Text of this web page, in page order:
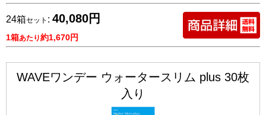
24箱セット : 40,080円
1箱あたり約1,670円
WAVEワンデー ウォータースリム plus 30枚
入り